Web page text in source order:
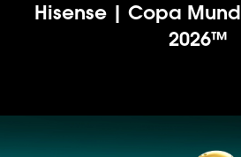
Hisense | Copa
2026™